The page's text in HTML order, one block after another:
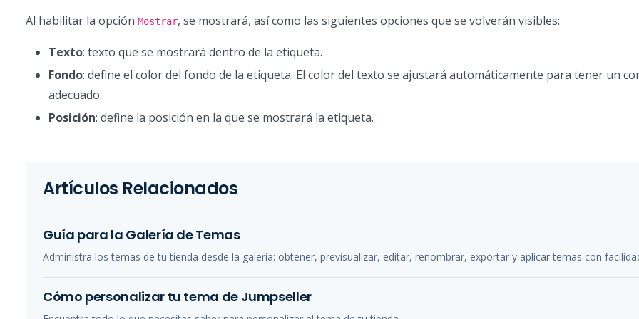
Al habilitar la opción Mostrar, se mostrará, así como las siguientes opciones que se volverán visibles:
Texto: texto que se mostrará dentro de la etiqueta.
Fondo: define el color del fondo de la etiqueta. El color del texto se ajustará automáticamente para tener un
adecuado.
Posición: define la posición en la que se mostrará la etiqueta.
Artículos Relacionados
Guía para la Galería de Temas
Administra los temas de tu tienda desde la galería: obtener, previsualizar, editar, renombrar, exportar y aplicar temas con
Cómo personalizar tu tema de Jumpseller